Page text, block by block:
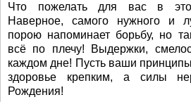
Что пожелать для вас в
Наверное, самого нужного и
порою напоминает борьбу, но
всё по плечу! Выдержки,
каждом дне! Пусть ваши
здоровье крепким, а силы
Рождения!